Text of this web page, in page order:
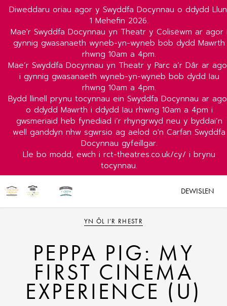
Diweddaru oriau agor y Swyddfa Docynnau o ddydd
1 Mehefin 2026.
Mae'r Swyddfa Docynnau yn Theatr y Colisëwm ar agor
gynnig gwasanaeth wyneb-yn-wyneb bob dydd Mawrth
rhwng 10am a 4pm.
Mae’r Swyddfa Docynnau yn Theatr y Parc a’r Dâr ar
i gynnig gwasanaeth wyneb-yn-wyneb bob dydd Iau
rhwng 10am a 4pm.
Bydd llinell prynu tocynnau ein Swyddfa Docynnau ar
o ddydd Mawrth i ddydd Iau rhwng 10am a 4pm i
gwsmeriaid heb fynediad i’r rhyngrwyd neu y byddai’n
well ganddyn nhw sgwrsio ag aelod o'n Carfan Swyddfa
Docynnau gyfeillgar.
Lle bo modd, ewch i rct-theatres.co.uk/cy/ i brynu
tocynnau.
DEWISLEN
YN ÔL I’R RHESTR
PEPPA PIG: MY
FIRST CINEMA
EXPERIENCE (U)